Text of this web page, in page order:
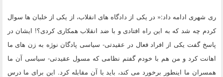
ری شهری ادامه داد:« در یکی از دادگاه های انقلاب، از یکی از خلبان ها سوال
کردم چه شد که به این راه افتادی و با ضد انقلاب همکاری کردی؟! ایشان در
پاسخ گفت یکی از افراد فعال در عقیدتی- سیاسی پادگان نوژه به زن های ما
اهانت کرد و من هم با خودم گفتم نظامی که مسول عقیدتی- سیاسی آن ما
همسران ما اینطور برخورد می کند، باید با آن مقابله کرد. این برای ما درس